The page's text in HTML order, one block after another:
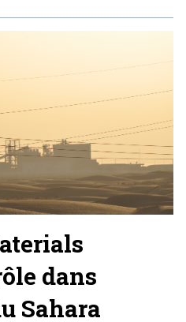
dans
Sahara